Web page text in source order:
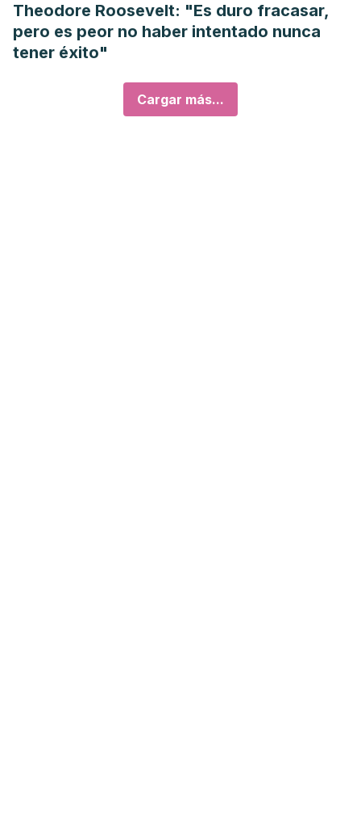
Theodore Roosevelt: "Es duro fracasar,
pero es peor no haber intentado nunca
tener éxito"
Cargar más...